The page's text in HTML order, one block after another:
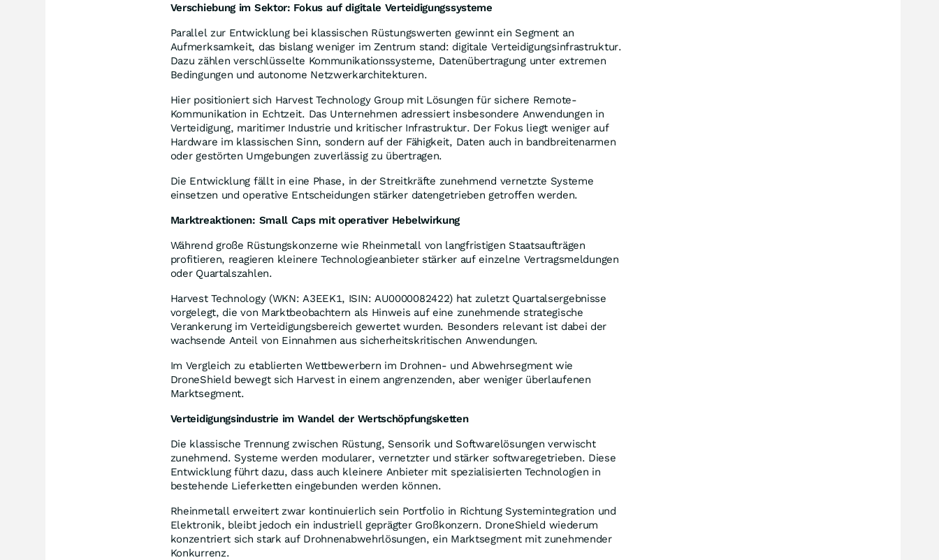
Verschiebung im Sektor: Fokus auf digitale Verteidigungssysteme
Parallel zur Entwicklung bei klassischen Rüstungswerten gewinnt ein Segment an
Aufmerksamkeit, das bislang weniger im Zentrum stand: digitale Verteidigungsinfrastruktur.
Dazu zählen verschlüsselte Kommunikationssysteme, Datenübertragung unter extremen
Bedingungen und autonome Netzwerkarchitekturen.
Hier positioniert sich Harvest Technology Group mit Lösungen für sichere Remote-
Kommunikation in Echtzeit. Das Unternehmen adressiert insbesondere Anwendungen in
Verteidigung, maritimer Industrie und kritischer Infrastruktur. Der Fokus liegt weniger auf
Hardware im klassischen Sinn, sondern auf der Fähigkeit, Daten auch in bandbreitenarmen
oder gestörten Umgebungen zuverlässig zu übertragen.
Die Entwicklung fällt in eine Phase, in der Streitkräfte zunehmend vernetzte Systeme
einsetzen und operative Entscheidungen stärker datengetrieben getroffen werden.
Marktreaktionen: Small Caps mit operativer Hebelwirkung
Während große Rüstungskonzerne wie Rheinmetall von langfristigen Staatsaufträgen
profitieren, reagieren kleinere Technologieanbieter stärker auf einzelne Vertragsmeldungen
oder Quartalszahlen.
Harvest Technology (WKN: A3EEK1, ISIN: AU0000082422) hat zuletzt Quartalsergebnisse
vorgelegt, die von Marktbeobachtern als Hinweis auf eine zunehmende strategische
Verankerung im Verteidigungsbereich gewertet wurden. Besonders relevant ist dabei der
wachsende Anteil von Einnahmen aus sicherheitskritischen Anwendungen.
Im Vergleich zu etablierten Wettbewerbern im Drohnen- und Abwehrsegment wie
DroneShield bewegt sich Harvest in einem angrenzenden, aber weniger überlaufenen
Marktsegment.
Verteidigungsindustrie im Wandel der Wertschöpfungsketten
Die klassische Trennung zwischen Rüstung, Sensorik und Softwarelösungen verwischt
zunehmend. Systeme werden modularer, vernetzter und stärker softwaregetrieben. Diese
Entwicklung führt dazu, dass auch kleinere Anbieter mit spezialisierten Technologien in
bestehende Lieferketten eingebunden werden können.
Rheinmetall erweitert zwar kontinuierlich sein Portfolio in Richtung Systemintegration und
Elektronik, bleibt jedoch ein industriell geprägter Großkonzern. DroneShield wiederum
konzentriert sich stark auf Drohnenabwehrlösungen, ein Marktsegment mit zunehmender
Konkurrenz.